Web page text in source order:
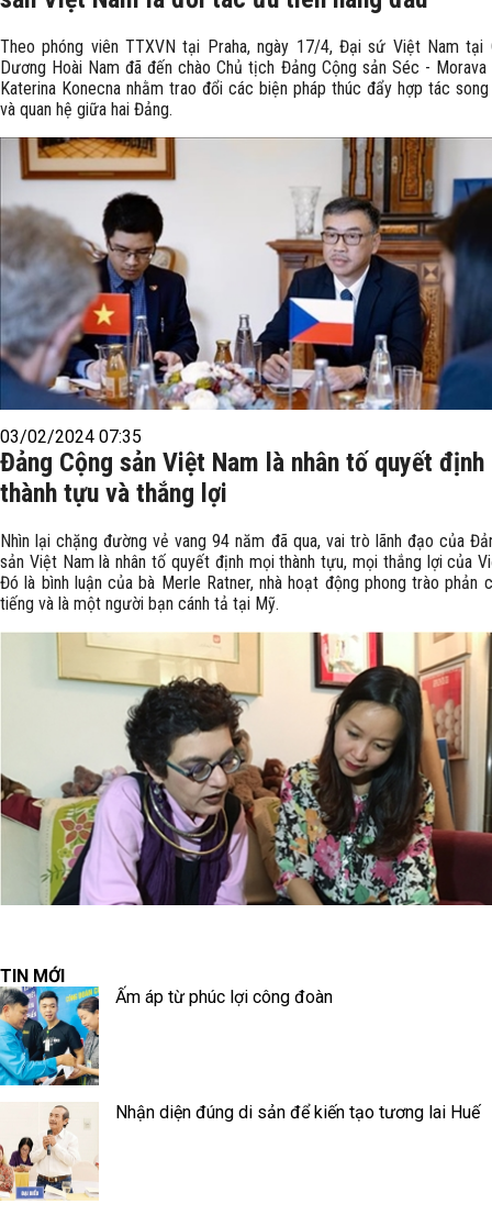
Theo phóng viên TTXVN tại Praha, ngày 17/4, Đại sứ Việt Nam tại
Dương Hoài Nam đã đến chào Chủ tịch Đảng Cộng sản Séc - Morava
Katerina Konecna nhằm trao đổi các biện pháp thúc đẩy hợp tác
và quan hệ giữa hai Đảng.
03/02/2024 07:35
Đảng Cộng sản Việt Nam là nhân tố quyết
thành tựu và thắng lợi
Nhìn lại chặng đường vẻ vang 94 năm đã qua, vai trò lãnh đạo của
sản Việt Nam là nhân tố quyết định mọi thành tựu, mọi thắng lợi của
Đó là bình luận của bà Merle Ratner, nhà hoạt động phong trào phản
tiếng và là một người bạn cánh tả tại Mỹ.
TIN MỚI
Ấm áp từ phúc lợi công đoàn
Nhận diện đúng di sản để kiến tạo tương lai Huế